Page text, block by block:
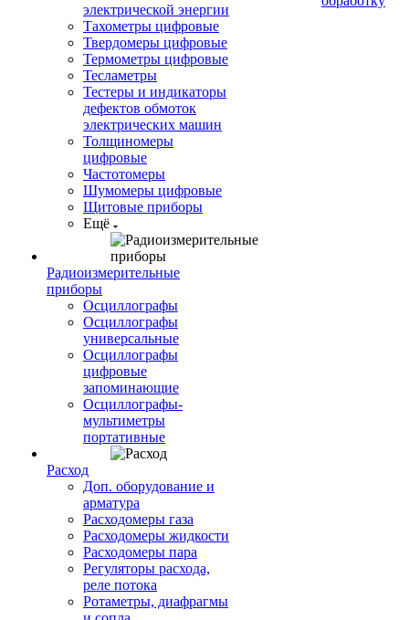
электрической энергии
Тахометры цифровые
Твердомеры цифровые
Термометры цифровые
Тесламетры
Тестеры и индикаторы
дефектов обмоток
электрических машин
Толщиномеры
цифровые
Частотомеры
Шумомеры цифровые
Щитовые приборы
Ещё
Радиоизмерительные
приборы
Осциллографы
Осциллографы
универсальные
Осциллографы
цифровые
запоминающие
Осциллографы-
мультиметры
портативные
Расход
Доп. оборудование и
арматура
Расходомеры газа
Расходомеры жидкости
Расходомеры пара
Регуляторы расхода,
реле потока
Ротаметры, диафрагмы